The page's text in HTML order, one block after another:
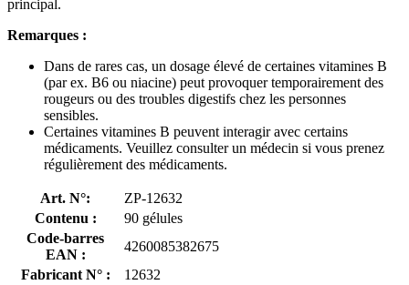
principal.
Remarques :
Dans de rares cas, un dosage élevé de certaines vitamines B
(par ex. B6 ou niacine) peut provoquer temporairement des
rougeurs ou des troubles digestifs chez les personnes
sensibles.
Certaines vitamines B peuvent interagir avec certains
médicaments. Veuillez consulter un médecin si vous prenez
régulièrement des médicaments.
Art. N°:
ZP-12632
Contenu :
90 gélules
Code-barres
EAN :
4260085382675
Fabricant N° :
12632